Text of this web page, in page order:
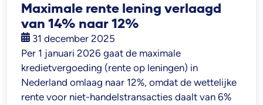
Maximale rente lening verlaagd
van 14% naar 12%
31 december 2025
Per 1 januari 2026 gaat de maximale
kredietvergoeding (rente op leningen) in
Nederland omlaag naar 12%, omdat de wettelijke
rente voor niet-handelstransacties daalt van 6%